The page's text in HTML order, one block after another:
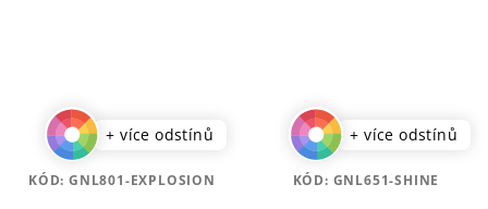
+ více odstínů
KÓD:GNL801-EXPLOSION
+ více odstínů
KÓD: GNL651-SHINE